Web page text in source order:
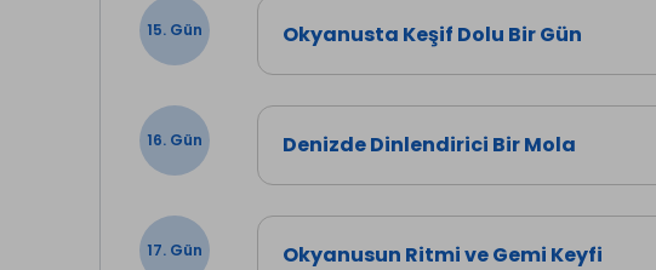
15. Gün Okyanusta Keşif Dolu Bir Gün
16. Gün Denizde Dinlendirici Bir Mola
17. Gün Okyanusun Ritmi ve Gemi Keyfi